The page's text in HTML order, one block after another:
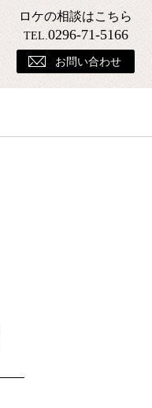
ロケの相談はこちら
TEL. 0296-71-5166
お問い合わせ